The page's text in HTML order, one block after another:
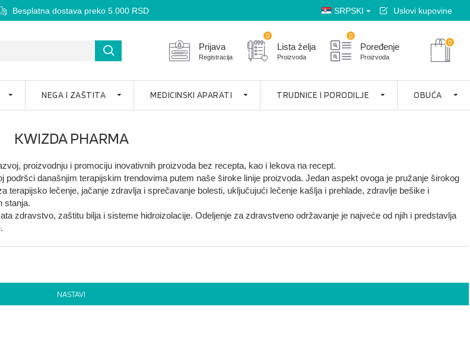
Besplatna dostava preko 5.000 RSD SRPSKI Uslovi kupovine
Prijava
Registracija
Lista želja
Proizvoda
0
Poređenje
Proizvoda
0
0
NEGA I ZAŠTITA MEDICINSKI APARATI TRUDNICE I PORODILJE OBUĆA
KWIZDA PHARMA
proizvodnju i promociju inovativnih proizvoda bez recepta, kao i lekova na recept.
današnjim terapijskim trendovima putem naše široke linije proizvoda. Jedan aspekt ovoga je pružanje širokog
lečenje, jačanje zdravlja i sprečavanje bolesti, uključujući lečenje kašlja i prehlade, zdravlje bešike i
stanja.
zdravstvo, zaštitu bilja i sisteme hidroizolacije. Odeljenje za zdravstveno održavanje je najveće od njih i predstavlja
NASTAVI